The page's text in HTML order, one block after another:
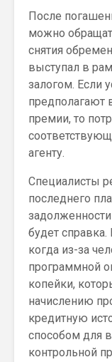
После
можно
снятия
выступал в
залогом. Если
предполагают
премии, то
агенту.
Специалисты
последнего
будет справка.
когда из-за
программной
копейки,
начислению
кредитную
способом для
контрольной